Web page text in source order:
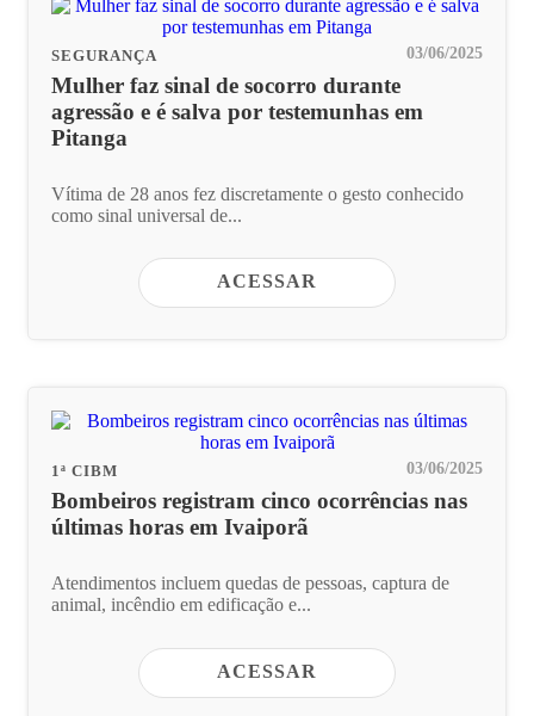
SEGURANÇA 03/06/2025
Mulher faz sinal de socorro durante
agressão e é salva por testemunhas em
Pitanga
Vítima de 28 anos fez discretamente o gesto conhecido
como sinal universal de...
ACESSAR
1ª CIBM 03/06/2025
Bombeiros registram cinco ocorrências nas
últimas horas em Ivaiporã
Atendimentos incluem quedas de pessoas, captura de
animal, incêndio em edificação e...
ACESSAR